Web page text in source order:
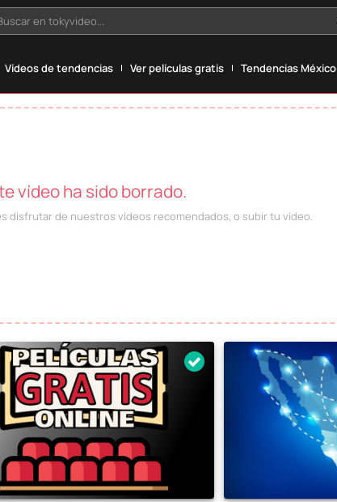
en tokyvideo...
Vídeos de tendencias Ver películas gratis Tendencias México
vídeo ha sido borrado.
disfrutar de nuestros vídeos recomendados, o subir tu vídeo.